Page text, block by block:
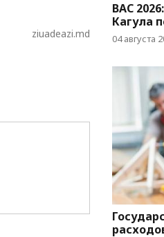
ziuadeazi.md
BAC
Кагула
04 августа